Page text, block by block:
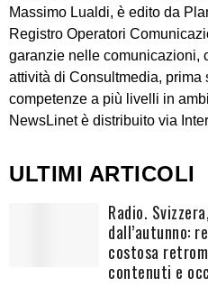
Massimo Lualdi, è edito da
Registro Operatori
garanzie nelle comunicazioni,
attività di Consultmedia, prima
competenze a più livelli in
NewsLinet è distribuito via
ULTIMI ARTICOLI
Radio.
dall’autunno:
costosa
contenuti e